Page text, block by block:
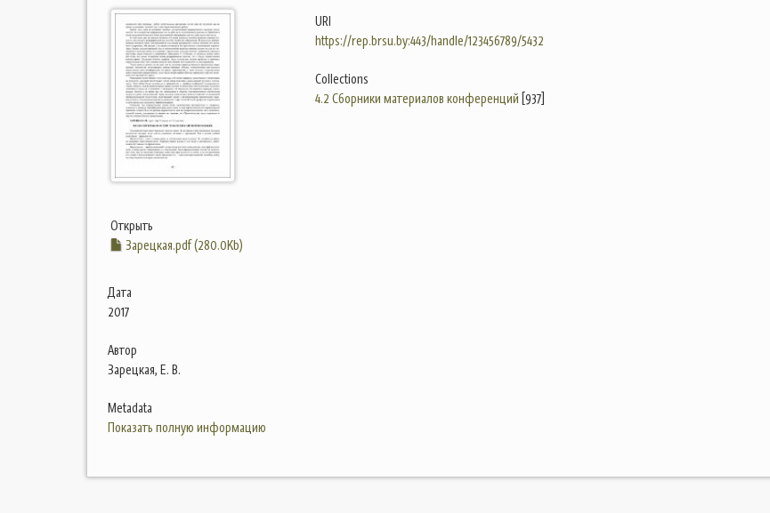
Открыть
Зарецкая.pdf (280.0Kb)
Дата
2017
Автор
Зарецкая, Е. В.
Metadata
Показать полную информацию
URI
https://rep.brsu.by:443/handle/123456789/5432
Collections
4.2 Сборники материалов конференций [937]